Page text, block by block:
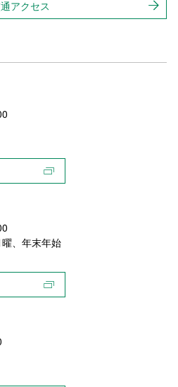
アクセス
、年末年始